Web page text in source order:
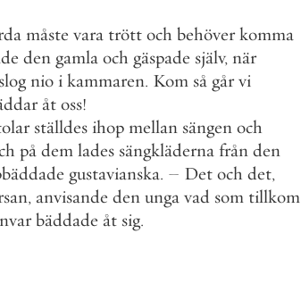
måste vara trött och behöver komma
den gamla och gäspade själv, när
slog nio i kammaren. Kom så går vi
åt oss!
ställdes ihop mellan sängen och
på dem lades sängkläderna från den
gustavianska. – Det och det,
, anvisande den unga vad som tillkom
bäddade åt sig.